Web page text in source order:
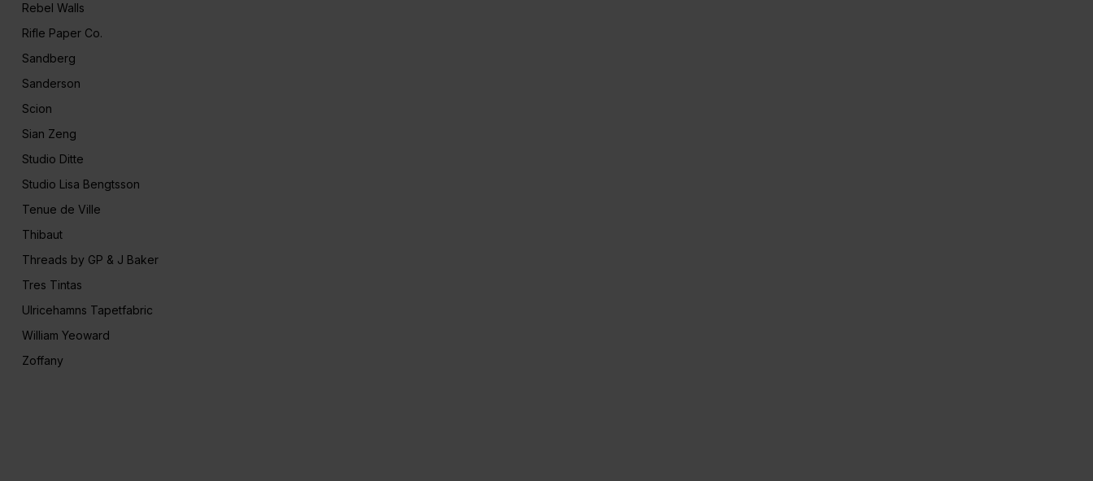
Rebel Walls
Rifle Paper Co.
Sandberg
Sanderson
Scion
Sian Zeng
Studio Ditte
Studio Lisa Bengtsson
Tenue de Ville
Thibaut
Threads by GP & J Baker
Tres Tintas
Ulricehamns Tapetfabric
William Yeoward
Zoffany